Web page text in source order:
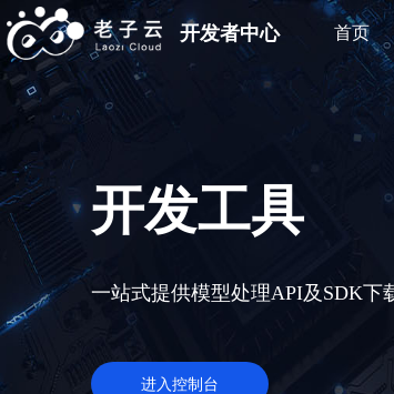
开发者中心 首页
开发工具
一站式提供模型处理API及SDK下
进入控制台